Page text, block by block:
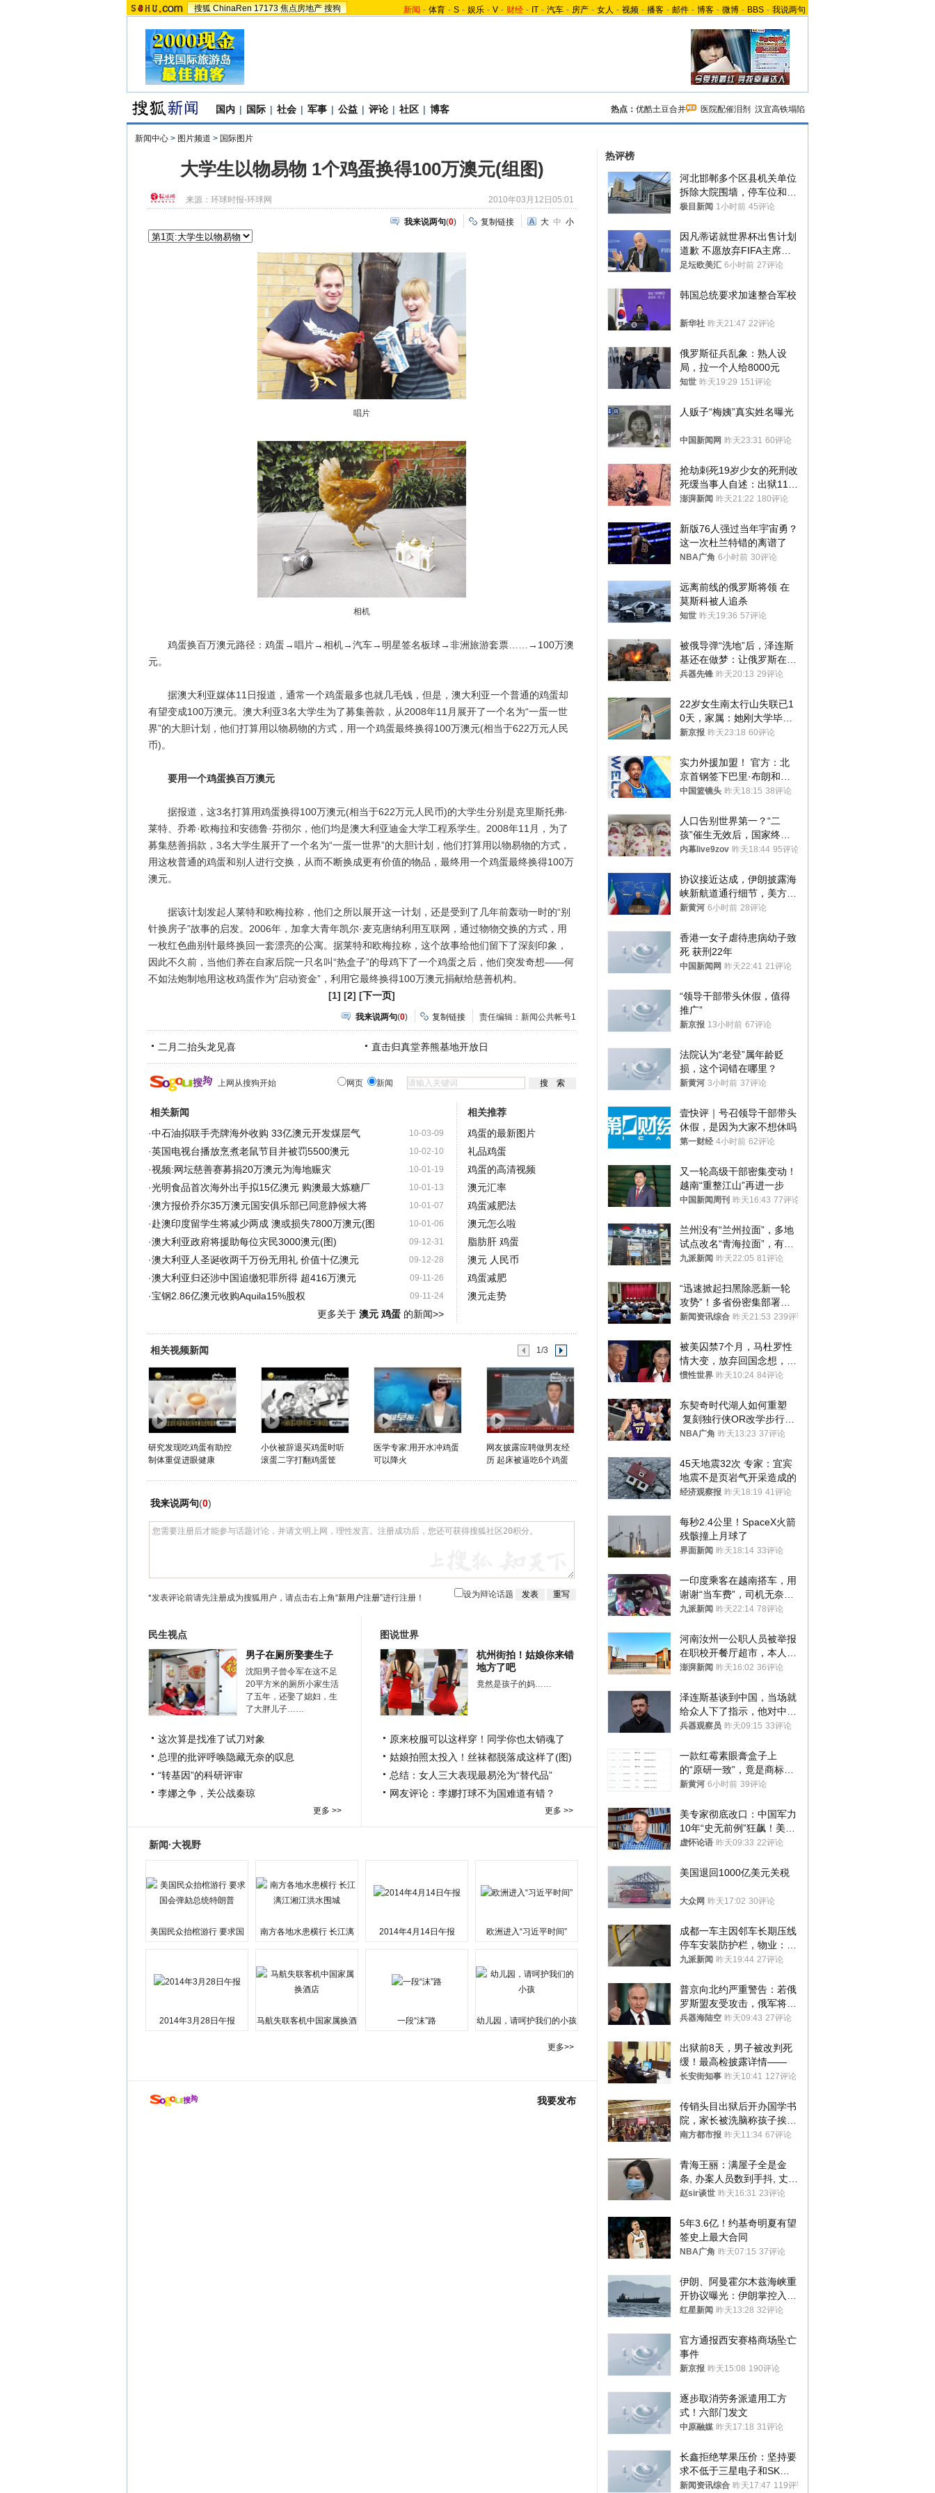
搜狐 ChinaRen 17173 焦点房地产 搜狗 新闻 - 体育 - S - 娱乐 - V - 财经 - IT - 汽车 - 房产 - 女人 - 视频 - 播客 - 邮件 - 博客 - 微博 - BBS - 我说两句
国内 | 国际 | 社会 | 军事 | 公益 | 评论 | 社区 | 博客 热点： 优酷土豆合并 医院配催泪剂 汉宜高铁塌陷
新闻中心 > 图片频道 > 国际图片
大学生以物易物 1个鸡蛋换得100万澳元(组图)
来源： 环球时报-环球网 2010年03月12日05:01
我来说两句(0) 复制链接 大 中 小
唱片
相机
鸡蛋换百万澳元路径：鸡蛋→唱片→相机→汽车→明星签名板球→非洲旅游套票……→100万澳
元。
据澳大利亚媒体11日报道，通常一个鸡蛋最多也就几毛钱，但是，澳大利亚一个普通的鸡蛋却
有望变成100万澳元。澳大利亚3名大学生为了募集善款，从2008年11月展开了一个名为“一蛋一世
界”的大胆计划，他们打算用以物易物的方式，用一个鸡蛋最终换得100万澳元(相当于622万元人民
币)。
要用一个鸡蛋换百万澳元
据报道，这3名打算用鸡蛋换得100万澳元(相当于622万元人民币)的大学生分别是克里斯托弗·
莱特、乔希·欧梅拉和安德鲁·芬彻尔，他们均是澳大利亚迪金大学工程系学生。2008年11月，为了
募集慈善捐款，3名大学生展开了一个名为“一蛋一世界”的大胆计划，他们打算用以物易物的方式，
用这枚普通的鸡蛋和别人进行交换，从而不断换成更有价值的物品，最终用一个鸡蛋最终换得100万
澳元。
据该计划发起人莱特和欧梅拉称，他们之所以展开这一计划，还是受到了几年前轰动一时的“别
针换房子”故事的启发。2006年，加拿大青年凯尔·麦克唐纳利用互联网，通过物物交换的方式，用
一枚红色曲别针最终换回一套漂亮的公寓。据莱特和欧梅拉称，这个故事给他们留下了深刻印象，
因此不久前，当他们养在自家后院一只名叫“热盒子”的母鸡下了一个鸡蛋之后，他们突发奇想——何
不如法炮制地用这枚鸡蛋作为“启动资金”，利用它最终换得100万澳元捐献给慈善机构。
[1] [2] [下一页]
我来说两句(0) 复制链接 责任编辑：新闻公共帐号1
二月二抬头龙见喜 直击归真堂养熊基地开放日
上网从搜狗开始 网页 新闻
相关新闻
10-03-09
·中石油拟联手壳牌海外收购 33亿澳元开发煤层气
10-02-10
·英国电视台播放烹煮老鼠节目并被罚5500澳元
10-01-19
·视频:网坛慈善赛募捐20万澳元为海地赈灾
10-01-13
·光明食品首次海外出手拟15亿澳元 购澳最大炼糖厂
10-01-07
·澳方报价乔尔35万澳元国安俱乐部已同意静候大将
10-01-06
·赴澳印度留学生将减少两成 澳或损失7800万澳元(图
09-12-31
·澳大利亚政府将援助每位灾民3000澳元(图)
09-12-28
·澳大利亚人圣诞收两千万份无用礼 价值十亿澳元
09-11-26
·澳大利亚归还涉中国追缴犯罪所得 超416万澳元
09-11-24
·宝钢2.86亿澳元收购Aquila15%股权
更多关于 澳元 鸡蛋的新闻>>
相关推荐
鸡蛋的最新图片
礼品鸡蛋
鸡蛋的高清视频
澳元汇率
鸡蛋减肥法
澳元怎么啦
脂肪肝 鸡蛋
澳元 人民币
鸡蛋减肥
澳元走势
相关视频新闻 1/3
研究发现吃鸡蛋有助控
制体重促进眼健康
小伙被辞退买鸡蛋时听
滚蛋二字打翻鸡蛋筐
医学专家:用开水冲鸡蛋
可以降火
网友披露应聘做男友经
历 起床被逼吃6个鸡蛋
我来说两句(0)
*发表评论前请先注册成为搜狐用户，请点击右上角“新用户注册”进行注册！ 设为辩论话题
民生视点
男子在厕所娶妻生子
沈阳男子曾令军在这不足
20平方米的厕所小家生活
了五年，还娶了媳妇，生
了大胖儿子……
这次算是找准了试刀对象
总理的批评呼唤隐藏无奈的叹息
“转基因”的科研评审
李娜之争，关公战秦琼
更多 >>
图说世界
杭州街拍！姑娘你来错
地方了吧
竟然是孩子的妈……
原来校服可以这样穿！同学你也太销魂了
姑娘拍照太投入！丝袜都脱落成这样了(图)
总结：女人三大表现最易沦为“替代品”
网友评论：李娜打球不为国难道有错？
更多 >>
新闻·大视野
美国民众抬棺游行 要求国
南方各地水患横行 长江漓
2014年4月14日午报 欧洲进入“习近平时间”
2014年3月28日午报
马航失联客机中国家属换酒
一段“沫”路 幼儿园，请呵护我们的小孩
更多>>
我要发布
热评榜
河北邯郸多个区县机关单位
拆除大院围墙，停车位和厕
所免费开放，当地多部门回
极目新闻 1小时前 45评论
因凡蒂诺就世界杯出售计划
道歉 不愿放弃FIFA主席职
位
足坛欧美汇 6小时前 27评论
韩国总统要求加速整合军校
新华社 昨天21:47 22评论
俄罗斯征兵乱象：熟人设
局，拉一个人给8000元
知世 昨天19:29 151评论
人贩子“梅姨”真实姓名曝光
中国新闻网 昨天23:31 60评论
抢劫刺死19岁少女的死刑改
死缓当事人自述：出狱11年
间始终刻意躲避被害人家属
澎湃新闻 昨天21:22 180评论
新版76人强过当年宇宙勇？
这一次杜兰特错的离谱了
NBA广角 6小时前 30评论
远离前线的俄罗斯将领 在
莫斯科被人追杀
知世 昨天19:36 57评论
被俄导弹“洗地”后，泽连斯
基还在做梦：让俄罗斯在冬
季前求和？
兵器先锋 昨天20:13 29评论
22岁女生南太行山失联已1
0天，家属：她刚大学毕业
想到山里旅行
新京报 昨天23:18 60评论
实力外援加盟！ 官方：北
京首钢签下巴里·布朗和桑
普森
中国篮镜头 昨天18:15 38评论
人口告别世界第一？“二
孩”催生无效后，国家终于
向住房出手了！
内幕live9zov 昨天18:44 95评论
协议接近达成，伊朗披露海
峡新航道通行细节，美方再
提“倒计时”
新黄河 6小时前 28评论
香港一女子虐待患病幼子致
死 获刑22年
中国新闻网 昨天22:41 21评论
“领导干部带头休假，值得
推广”
新京报 13小时前 67评论
法院认为“老登”属年龄贬
损，这个词错在哪里？
新黄河 3小时前 37评论
壹快评｜号召领导干部带头
休假，是因为大家不想休吗
第一财经 4小时前 62评论
又一轮高级干部密集变动！
越南“重整江山”再进一步
中国新闻周刊 昨天16:43 77评论
兰州没有“兰州拉面”，多地
试点改名“青海拉面”，有商
家改名已两年
九派新闻 昨天22:05 81评论
“迅速掀起扫黑除恶新一轮
攻势”！多省份密集部署，
公布举报方式
新闻资讯综合 昨天21:53 239评论
被美囚禁7个月，马杜罗性
情大变，放弃回国念想，最
后嘱托已公开
惯性世界 昨天10:24 84评论
东契奇时代湖人如何重塑
复刻独行侠OR改学步行
者？
NBA广角 昨天13:23 37评论
45天地震32次 专家：宜宾
地震不是页岩气开采造成的
经济观察报 昨天18:19 41评论
每秒2.4公里！SpaceX火箭
残骸撞上月球了
界面新闻 昨天18:14 33评论
一印度乘客在越南搭车，用
谢谢“当车费”，司机无奈发
笑；印度网友：不代表印度
九派新闻 昨天22:14 78评论
河南汝州一公职人员被举报
在职校开餐厅超市，本人回
应称“是给别人帮忙”
澎湃新闻 昨天16:02 36评论
泽连斯基谈到中国，当场就
给众人下了指示，他对中国
和中乌关系，显然又有了新
兵器观察员 昨天09:15 33评论
一款红霉素眼膏盒子上
的“原研一致”，竟是商标！
律师：极易误导消费者；网
新黄河 6小时前 39评论
美专家彻底改口：中国军力
10年“史无前例”狂飙！美军
真慌了
虚怀论语 昨天09:33 22评论
美国退回1000亿美元关税
大众网 昨天17:02 30评论
成都一车主因邻车长期压线
停车安装防护栏，物业：不
建议装护栏，也会影响自身
九派新闻 昨天19:44 27评论
普京向北约严重警告：若俄
罗斯盟友受攻击，俄军将动
用核武器保护
兵器海陆空 昨天09:43 27评论
出狱前8天，男子被改判死
缓！最高检披露详情——
长安街知事 昨天10:41 127评论
传销头目出狱后开办国学书
院，家长被洗脑称孩子挨打
才有效果
南方都市报 昨天11:34 67评论
青海王丽：满屋子全是金
条, 办案人员数到手抖, 丈夫
受不了提前离场
赵sir谈世 昨天16:31 23评论
5年3.6亿！约基奇明夏有望
签史上最大合同
NBA广角 昨天07:15 37评论
伊朗、阿曼霍尔木兹海峡重
开协议曝光：伊朗掌控入湾
航道，与阿曼平分“服务费”
红星新闻 昨天13:28 32评论
官方通报西安赛格商场坠亡
事件
新京报 昨天15:08 190评论
逐步取消劳务派遣用工方
式！六部门发文
中原融媒 昨天17:18 31评论
长鑫拒绝苹果压价：坚持要
求不低于三星电子和SK海
力士
新闻资讯综合 昨天17:47 119评论